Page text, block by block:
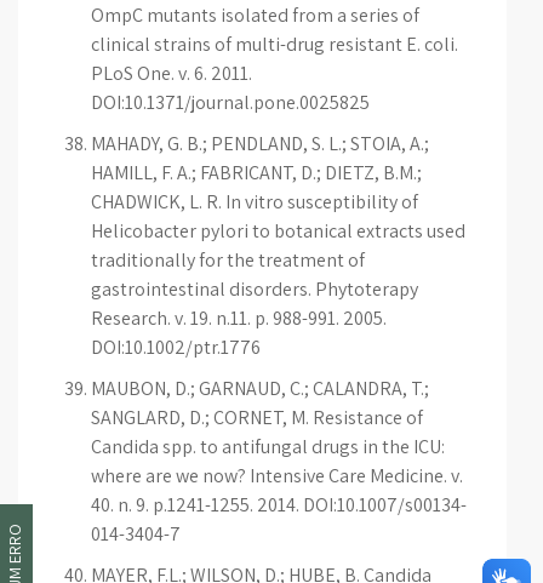
OmpC mutants isolated from a series of
clinical strains of multi-drug resistant E. coli.
PLoS One. v. 6. 2011.
DOI:10.1371/journal.pone.0025825
MAHADY, G. B.; PENDLAND, S. L.; STOIA, A.;
HAMILL, F. A.; FABRICANT, D.; DIETZ, B.M.;
CHADWICK, L. R. In vitro susceptibility of
Helicobacter pylori to botanical extracts used
traditionally for the treatment of
gastrointestinal disorders. Phytoterapy
Research. v. 19. n.11. p. 988-991. 2005.
DOI:10.1002/ptr.1776
MAUBON, D.; GARNAUD, C.; CALANDRA, T.;
SANGLARD, D.; CORNET, M. Resistance of
Candida spp. to antifungal drugs in the ICU:
where are we now? Intensive Care Medicine. v.
40. n. 9. p.1241-1255. 2014. DOI:10.1007/s00134-
014-3404-7
MAYER, F.L.; WILSON, D.; HUBE, B. Candida